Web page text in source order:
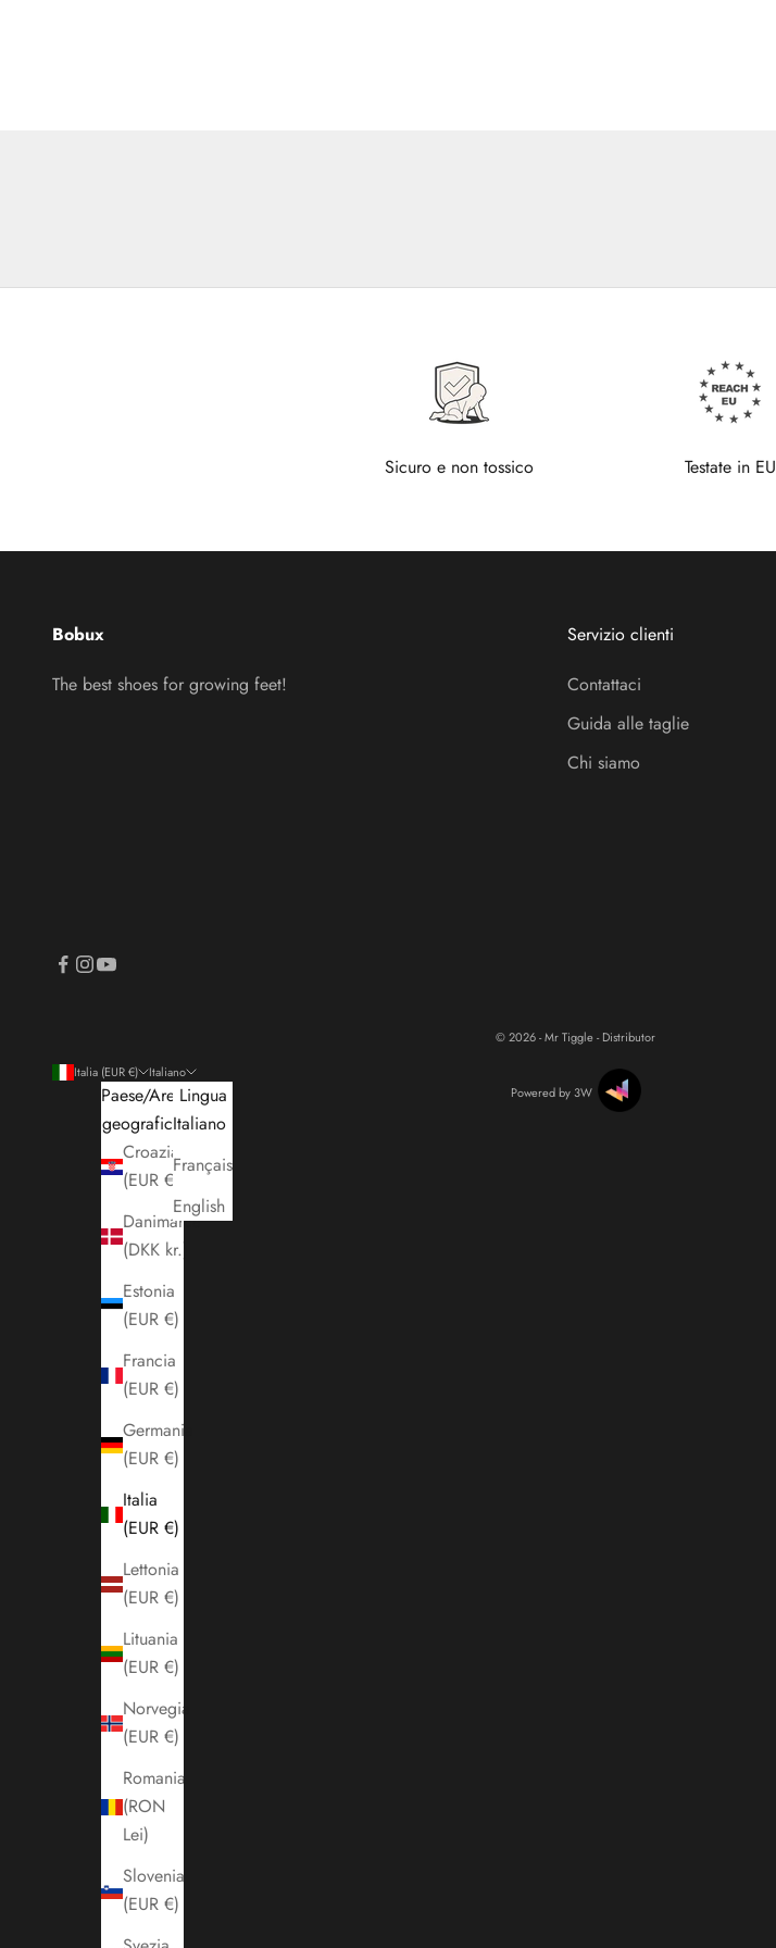
Sicuro e non tossico Testate in EU
Bobux
The best shoes for growing feet!
Servizio clienti
Contattaci
Guida alle taglie
Chi siamo
Italia (EUR €)
Paese/Area
geografica
Croazia
(EUR €)
Danimarca
(DKK kr.)
Estonia
(EUR €)
Francia
(EUR €)
Germania
(EUR €)
Italia
(EUR €)
Lettonia
(EUR €)
Lituania
(EUR €)
Norvegia
(EUR €)
Romania
(RON
Lei)
Slovenia
(EUR €)
Italiano
Lingua
Italiano
Français
English
© 2026 - Mr Tiggle - Distributor
Powered by 3W